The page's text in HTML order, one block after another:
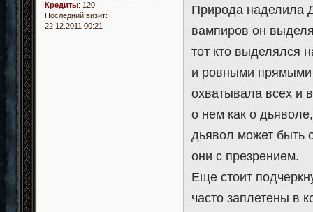
Кредиты: 120
Последний визит:
22.12.2011 00:21
Природа наделила
вампиров он
тот кто выделялся
и ровными прямыми
охватывала всех и
о нем как о
дьявол может быть
они с презрением.
Еще стоит
часто заплетены в